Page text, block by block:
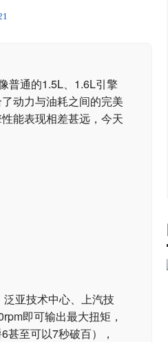
普通的1.5L、1.6L引擎
动力与油耗之间的完美
能表现相差甚远，今天
亚技术中心、上汽技
即可输出最大扭矩，
甚至可以7秒破百），